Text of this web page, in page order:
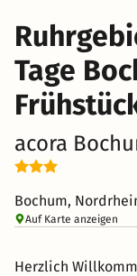
Tage
acora
Bochum,
Auf Karte anzeigen
Herzlich